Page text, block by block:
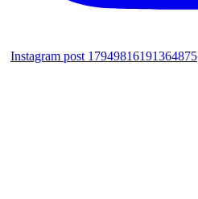
Instagram post 17949816191364875